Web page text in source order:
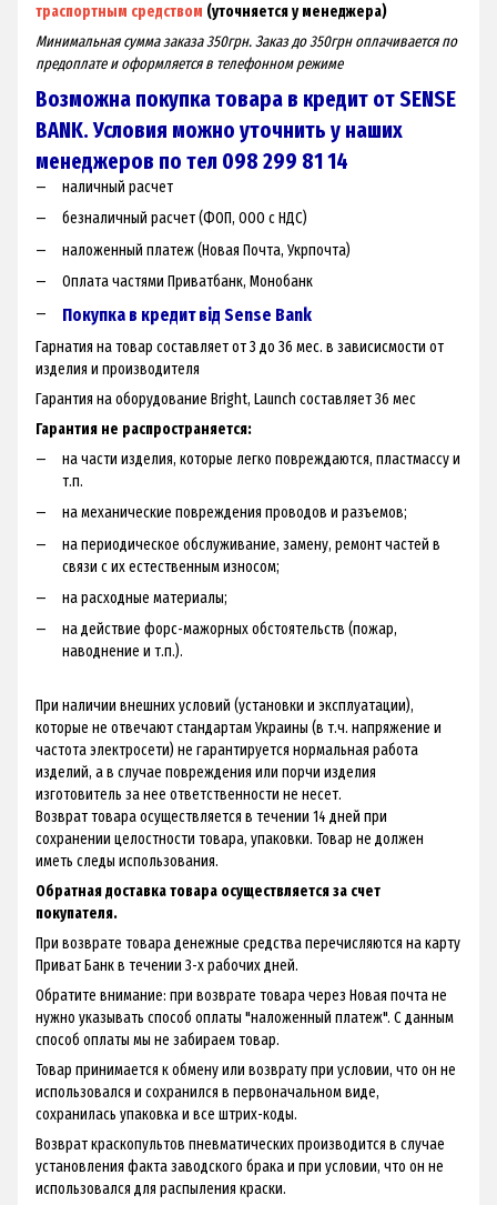
траспортным средством (уточняется у менеджера)
Минимальная сумма заказа 350грн. Заказ до 350грн оплачивается по
предоплате и оформляется в телефонном режиме
Возможна покупка товара в кредит от SENSE
BANK. Условия можно уточнить у наших
менеджеров по тел 098 299 81 14
наличный расчет
безналичный расчет (ФОП, ООО с НДС)
наложенный платеж (Новая Почта, Укрпочта)
Оплата частями Приватбанк, Монобанк
Покупка в кредит від Sense Bank
Гарнатия на товар составляет от 3 до 36 мес. в зависисмости от
изделия и производителя
Гарантия на оборудование Bright, Launch составляет 36 мес
Гарантия не распространяется:
на части изделия, которые легко повреждаются, пластмассу и
т.п.
на механические повреждения проводов и разъемов;
на периодическое обслуживание, замену, ремонт частей в
связи с их естественным износом;
на расходные материалы;
на действие форс-мажорных обстоятельств (пожар,
наводнение и т.п.).
При наличии внешних условий (установки и эксплуатации),
которые не отвечают стандартам Украины (в т.ч. напряжение и
частота электросети) не гарантируется нормальная работа
изделий, а в случае повреждения или порчи изделия
изготовитель за нее ответственности не несет.
Возврат товара осуществляется в течении 14 дней при
сохранении целостности товара, упаковки. Товар не должен
иметь следы использования.
Обратная доставка товара осуществляется за счет
покупателя.
При возврате товара денежные средства перечисляются на карту
Приват Банк в течении 3-х рабочих дней.
Обратите внимание: при возврате товара через Новая почта не
нужно указывать способ оплаты "наложенный платеж". С данным
способ оплаты мы не забираем товар.
Товар принимается к обмену или возврату при условии, что он не
использовался и сохранился в первоначальном виде,
сохранилась упаковка и все штрих-коды.
Возврат краскопультов пневматических производится в случае
установления факта заводского брака и при условии, что он не
использовался для распыления краски.